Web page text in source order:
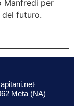
Manfredi per
futuro.
Meta (NA)